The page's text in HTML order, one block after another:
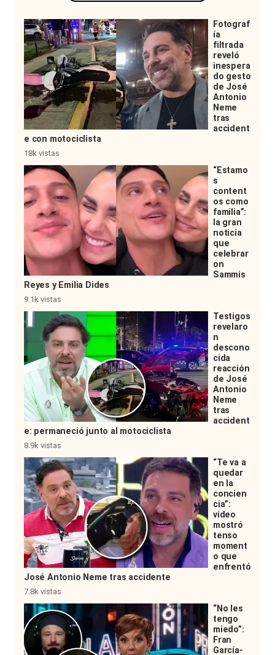
Fotograf
ía
filtrada
reveló
inespera
do gesto
de José
Antonio
Neme
tras
accident
e con motociclista
18k vistas
“Estamo
s
content
os como
familia”:
la gran
noticia
que
celebrar
on
Sammis
Reyes y Emilia Dides
9.1k vistas
Testigos
revelaro
n
descono
cida
reacción
de José
Antonio
Neme
tras
accident
e: permaneció junto al motociclista
8.9k vistas
“Te va a
quedar
en la
concien
cia”:
video
mostró
tenso
moment
o que
enfrentó
José Antonio Neme tras accidente
7.8k vistas
“No les
tengo
miedo”:
Fran
García-